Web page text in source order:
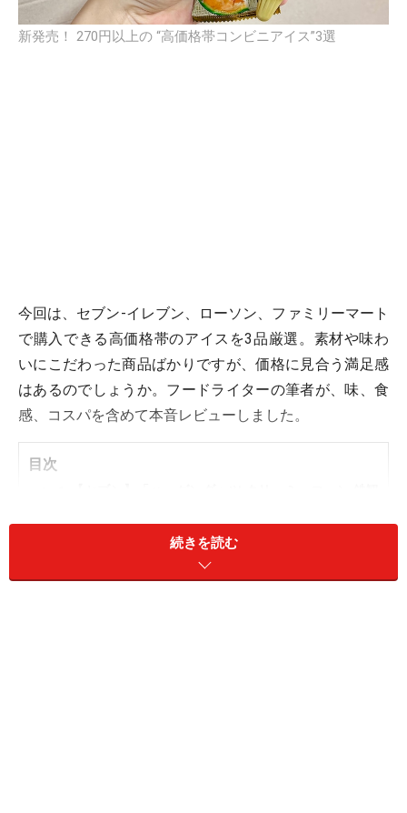
新発売！ 270円以上の “高価格帯コンビニアイス”3選
今回は、セブン-イレブン、ローソン、ファミリーマート
で購入できる高価格帯のアイスを3品厳選。素材や味わ
いにこだわった商品ばかりですが、価格に見合う満足感
はあるのでしょうか。フードライターの筆者が、味、食
感、コスパを含めて本音レビューしました。
目次
2. 【ローソン】「日本のフルーツ 北海道産メロン」279
続きを読む